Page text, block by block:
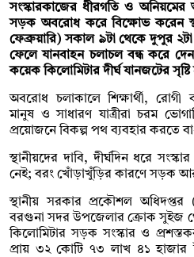
সংস্কারকাজের ধীরগতি ও অনিয়মের
সড়ক অবরোধ করে বিক্ষোভ করেন
ফেব্রুয়ারি) সকাল ৯টা থেকে দুপুর ২টা
ফেলে যানবাহন চলাচল বন্ধ করে
কয়েক কিলোমিটার দীর্ঘ যানজটের
অবরোধ চলাকালে শিক্ষার্থী, রোগী
মানুষ ও সাধারণ যাত্রীরা চরম
প্রয়োজনে বিকল্প পথ ব্যবহার করতে
স্থানীয়দের দাবি, দীর্ঘদিন ধরে
নেই; বরং খোঁড়াখুঁড়ির কারণে সড়ক
স্থানীয় সরকার প্রকৌশল অধিদপ্তর
বরগুনা সদর উপজেলার ক্রোক সুইজ
কিলোমিটার সড়ক সংস্কার ও
প্রায় ৩২ কোটি ৭৩ লাখ ৪১ হাজার